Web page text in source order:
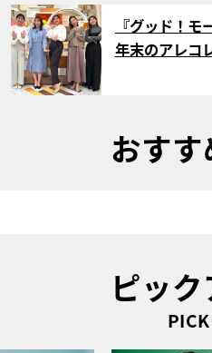
サムネイル
『グッド！
年末のアレコ
おす
ピッ